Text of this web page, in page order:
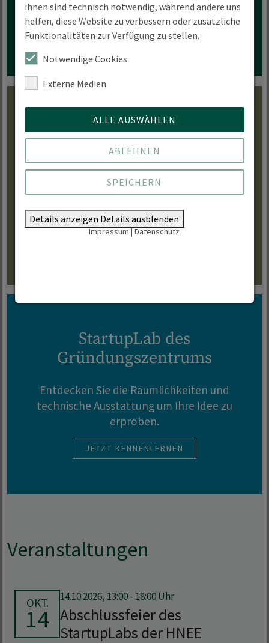
MEHR ERFAHREN
FAQ
Allgemeine Fragen zur Selbstständigkeit, zu
Förderungen & Finanzierungen kurz erklärt.
JETZT ENTDECKEN
StartupLab des
Gründungszentrums
Entdecken Sie die Räumlichkeiten und
technische Ausstattung um Ihre Idee zu
erproben.
JETZT KENNENLERNEN
Veranstaltungen
OKT.
14 Abschlussfeier des
StartupLabs der HNEE
14.10.2026, 13:00 - 18:00 Uhr
ihnen sind technisch notwendig, während andere uns
helfen, diese Website zu verbessern oder zusätzliche
Funktionalitäten zur Verfügung zu stellen.
Notwendige Cookies
Externe Medien
ALLE AUSWÄHLEN
ABLEHNEN
SPEICHERN
Details anzeigen Details ausblenden
Impressum|Datenschutz